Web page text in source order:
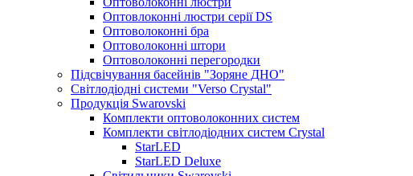
Оптовлоконні люстри серії DS
Оптоволоконні бра
Оптоволоконні штори
Оптоволоконні перегородки
Підсвічування басейнів "Зоряне ДНО"
Світлодіодні системи "Verso Crystal"
Продукція Swarovski
Комплекти оптоволоконних систем
Комплекти світлодіодних систем Crystal
StarLED
StarLED Deluxe